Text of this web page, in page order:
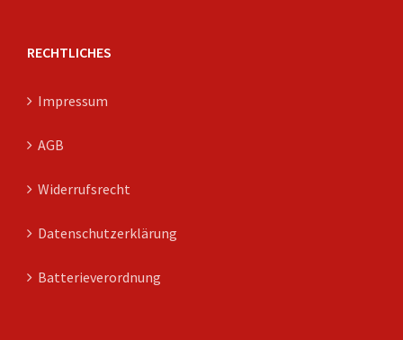
RECHTLICHES
Impressum
AGB
Widerrufsrecht
Datenschutzerklärung
Batterieverordnung